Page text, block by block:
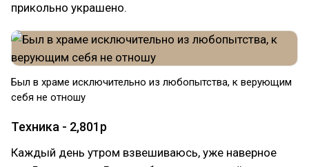
прикольно украшено.
Был в храме исключительно из любопытства, к верующим
себя не отношу
Техника - 2,801р
Каждый день утром взвешиваюсь, уже наверное